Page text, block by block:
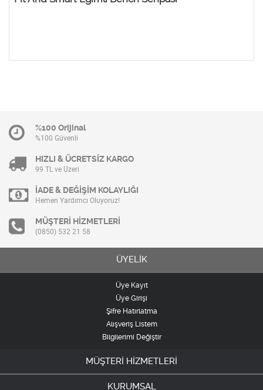
%100 Orijinal
%100 Güvenli
HIZLI & ÜCRETSİZ KARGO
99 TL ve Üzeri
İADE & DEĞİŞİM KOLAYLIĞI
Hemen Yardımcı Oluyoruz!
MÜŞTERİ HİZMETLERİ
(0850) 532 21 58
ÜYELİK
Üye Kayıt
Üye Girişi
Şifre Hatırlatma
Alışveriş Listem
Bilgilerimi Değiştir
MÜŞTERİ HİZMETLERİ
KURUMSAL